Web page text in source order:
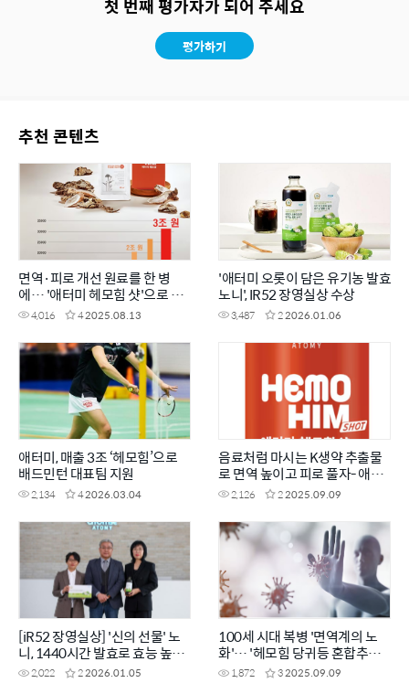
첫 번째 평가자가 되어 주세요
평가하기
추천 콘텐츠
면역·피로 개선 원료를 한 병
에… '애터미 헤모힘 샷'으로 활
력 UP!
4,016 42025.08.13
'애터미 오롯이 담은 유기농 발효
노니', IR52 장영실상 수상
3,487 22026.01.06
애터미, 매출 3조 ‘헤모힘’으로
배드민턴 대표팀 지원
2,134 42026.03.04
음료처럼 마시는 K생약 추출물
로 면역 높이고 피로 풀자- 애터
미 헤모힘 샷
2,126 22025.09.09
[iR52 장영실상] '신의 선물' 노
니, 1440시간 발효로 효능 높였
다2,022 22026.01.05
100세 시대 복병 '면역계의 노
화'… '헤모힘 당귀등 혼합추출
물'로 미리 관리하세요
1,872 32025.09.09